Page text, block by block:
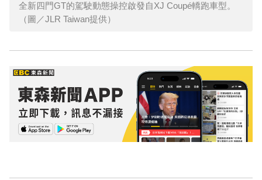
全新四門GT的駕駛動態操控啟發自XJ Coupé轎跑車型。
（圖／JLR Taiwan提供）